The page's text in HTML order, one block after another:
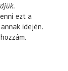
ezt a
idején.